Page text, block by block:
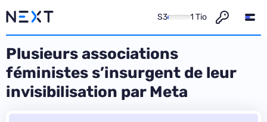
S3 1 Tio
Plusieurs associations
féministes s’insurgent de leur
invisibilisation par Meta